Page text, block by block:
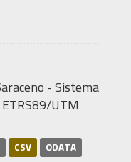
- Sistema
UTM
CSV ODATA